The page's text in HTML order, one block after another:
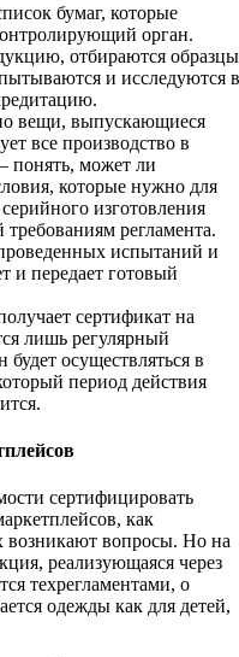
бумаг, которые
орган.
отбираются образцы
и исследуются в
вещи, выпускающиеся
все производство в
понять, может ли
которые нужно для
изготовления
регламента.
испытаний и
и передает готовый
сертификат на
лишь регулярный
осуществляться в
период действия
сертифицировать
как
возникают вопросы. Но на
реализующаяся через
техрегламентами, о
одежды как для детей,